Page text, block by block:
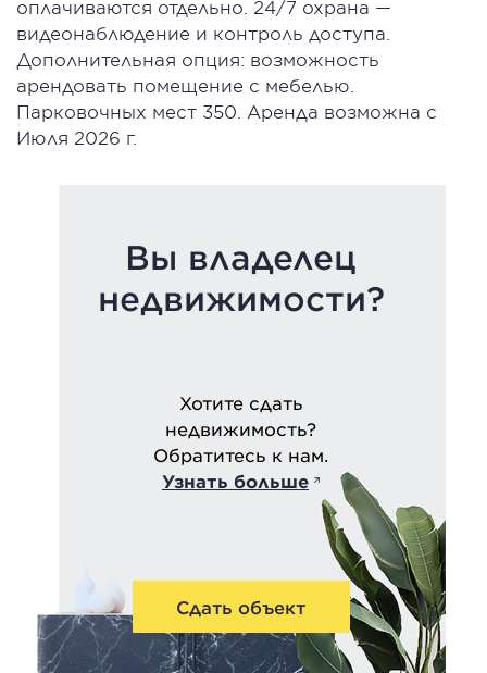
оплачиваются отдельно. 24/7 охрана —
видеонаблюдение и контроль доступа.
Дополнительная опция: возможность
арендовать помещение с мебелью.
Парковочных мест 350. Аренда возможна с
Июля 2026 г.
Вы владелец
недвижимости?
Хотите сдать
недвижимость?
Обратитесь к нам.
Узнать больше
Сдать объект